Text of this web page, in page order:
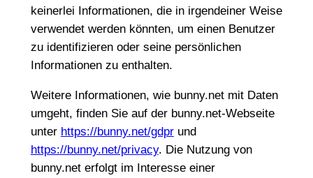
keinerlei Informationen, die in irgendeiner Weise
verwendet werden könnten, um einen Benutzer
zu identifizieren oder seine persönlichen
Informationen zu enthalten.
Weitere Informationen, wie bunny.net mit Daten
umgeht, finden Sie auf der bunny.net-Webseite
unter https://bunny.net/gdprund
https://bunny.net/privacy. Die Nutzung von
bunny.net erfolgt im Interesse einer